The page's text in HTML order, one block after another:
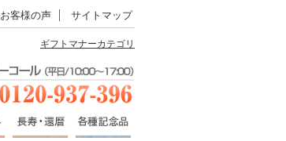
お客様の声 サイトマップ
ギフトマナーカテゴリ